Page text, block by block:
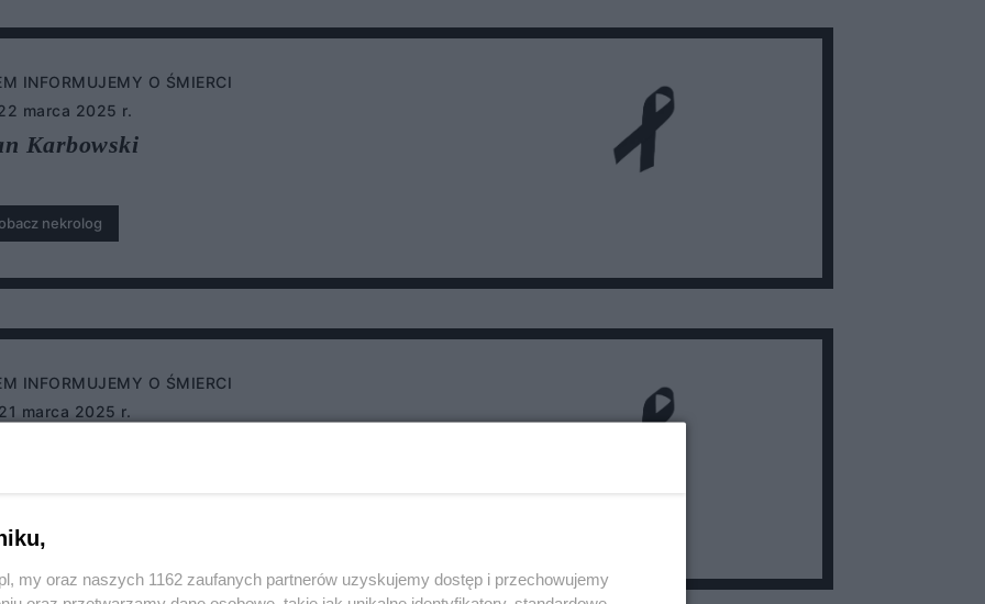
INFORMUJEMY O ŚMIERCI
marca 2025 r.
Karbowski
nekrolog
INFORMUJEMY O ŚMIERCI
marca 2025 r.
my oraz naszych 1162 zaufanych partnerów uzyskujemy dostęp i przechowujemy